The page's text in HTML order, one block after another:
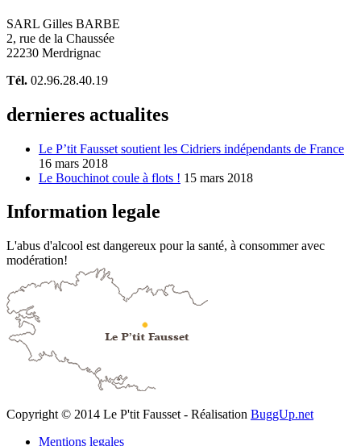
SARL Gilles BARBE
2, rue de la Chaussée
22230 Merdrignac
Tél. 02.96.28.40.19
dernieres actualites
Le P’tit Fausset soutient les Cidriers indépendants de France
16 mars 2018
Le Bouchinot coule à flots ! 15 mars 2018
Information legale
L'abus d'alcool est dangereux pour la santé, à consommer avec
modération!
Copyright © 2014 Le P'tit Fausset - Réalisation BuggUp.net
Mentions legales